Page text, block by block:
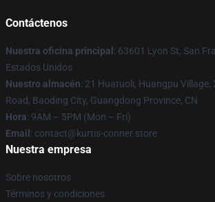
Contáctenos
Nuestra oficina principal : 63601 Lyon St, San
Estados Unidos
Nuestro almacén: 21 Huatuoli, Huangpu Village,
Road, Baoding City, Guangdong Province, CN
Hora: 9AM – 5PM (Mon – Fri)
Email : contact@kurtis-conner.store
Nuestra empresa
Sobre nosotros
Términos y condiciones